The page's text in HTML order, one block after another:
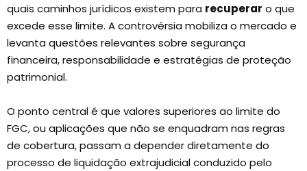
quais caminhos jurídicos existem para recuperar o que
excede esse limite. A controvérsia mobiliza o mercado e
levanta questões relevantes sobre segurança
financeira, responsabilidade e estratégias de proteção
patrimonial.
O ponto central é que valores superiores ao limite do
FGC, ou aplicações que não se enquadram nas regras
de cobertura, passam a depender diretamente do
processo de liquidação extrajudicial conduzido pelo